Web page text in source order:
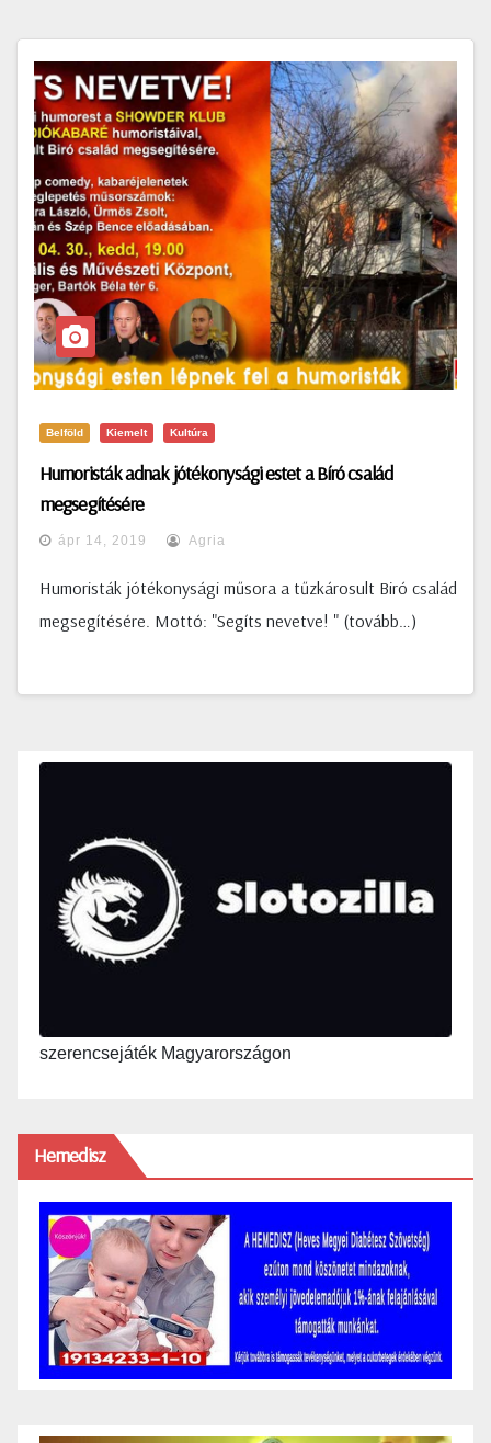
Belföld Kiemelt Kultúra
Humoristák adnak jótékonysági estet a Bíró család
megsegítésére
ápr 14, 2019 Agria
Humoristák jótékonysági műsora a tűzkárosult Biró család
megsegítésére. Mottó: "Segíts nevetve! " (tovább…)
szerencsejáték Magyarországon
Hemedisz